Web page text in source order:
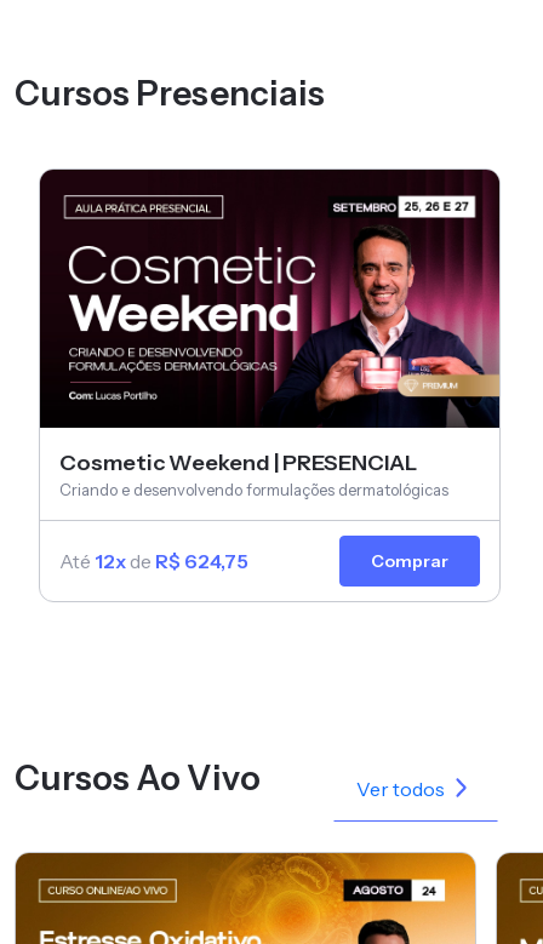
Cursos Presenciais
Cosmetic Weekend | PRESENCIAL
Criando e desenvolvendo formulações dermatológicas
Até 12xde R$ 624,75 Comprar
Cursos Ao Vivo Ver todos